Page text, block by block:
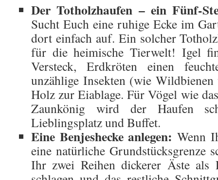
Der Totholzhaufen – ein Fünf-
Sucht Euch eine ruhige Ecke im
dort einfach auf. Ein solcher
für die heimische Tierwelt! Igel
Versteck, Erdkröten einen
unzählige Insekten (wie
Holz zur Eiablage. Für Vögel wie
Zaunkönig wird der Haufen
Lieblingsplatz und Buffet.
Eine Benjeshecke anlegen: Wenn
eine natürliche Grundstücksgrenze
Ihr zwei Reihen dickerer Äste als